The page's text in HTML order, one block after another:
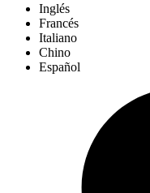
Inglés
Francés
Italiano
Chino
Español